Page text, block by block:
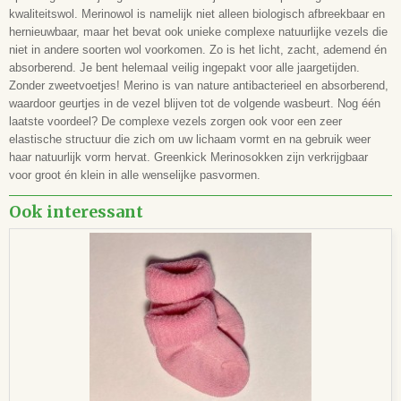
kwaliteitswol. Merinowol is namelijk niet alleen biologisch afbreekbaar en
hernieuwbaar, maar het bevat ook unieke complexe natuurlijke vezels die
niet in andere soorten wol voorkomen. Zo is het licht, zacht, ademend én
absorberend. Je bent helemaal veilig ingepakt voor alle jaargetijden.
Zonder zweetvoetjes! Merino is van nature antibacterieel en absorberend,
waardoor geurtjes in de vezel blijven tot de volgende wasbeurt. Nog één
laatste voordeel? De complexe vezels zorgen ook voor een zeer
elastische structuur die zich om uw lichaam vormt en na gebruik weer
haar natuurlijk vorm hervat. Greenkick Merinosokken zijn verkrijgbaar
voor groot én klein in alle wenselijke pasvormen.
Ook interessant